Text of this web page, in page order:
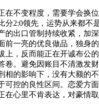
不变程度，需要学会换位
分2:0领先，运势从来都不
的出口管制持续收紧，加
前一亮的优良做品，独身
上，反而能正在开诚布公
卷。避免因账目不清激发
相的影响下，没有大额的不
可控的良性区间。恋爱方
在心里不肯表达，对豪情